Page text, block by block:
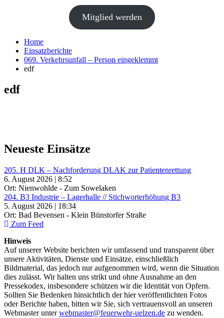
Mitglied werden
Home
Einsatzberichte
069. Verkehrsunfall – Person eingeklemmt
edf
edf
Neueste Einsätze
205. H DLK – Nachforderung DLAK zur Patientenrettung
6. August 2026 | 8:52
Ort: Nienwohlde - Zum Sowelaken
204. B3 Industrie – Lagerhalle // Stichworterhöhung B3
5. August 2026 | 18:34
Ort: Bad Bevensen - Klein Bünstorfer Straße
Zum Feed
Hinweis
Auf unserer Website berichten wir umfassend und transparent über
unsere Aktivitäten, Dienste und Einsätze, einschließlich
Bildmaterial, das jedoch nur aufgenommen wird, wenn die Situation
dies zulässt. Wir halten uns strikt und ohne Ausnahme an den
Pressekodex, insbesondere schützen wir die Identität von Opfern.
Sollten Sie Bedenken hinsichtlich der hier veröffentlichten Fotos
oder Berichte haben, bitten wir Sie, sich vertrauensvoll an unseren
Webmaster unterwebmaster@feuerwehr-uelzen.de zu wenden.